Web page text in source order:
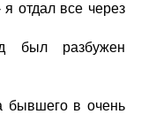
отдал все через
был разбужен
бывшего в очень